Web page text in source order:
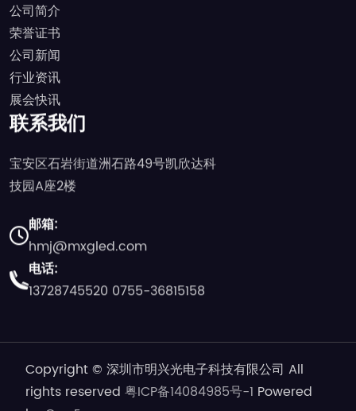
公司简介
荣誉证书
公司新闻
行业资讯
展会快讯
联系我们
宝安区石岩街道洲石路49号凯欣达科
技园A座2楼
邮箱:
hmj@mxgled.com
电话:
13728745520 0755-36815158
Copyright © 深圳市明兴光电子科技有限公司 All
rights reserved 粤ICP备14084985号-1 Powered